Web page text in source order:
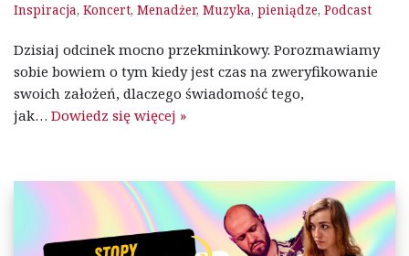
Inspiracja, Koncert, Menadżer, Muzyka, pieniądze, Podcast
Dzisiaj odcinek mocno przekminkowy. Porozmawiamy
sobie bowiem o tym kiedy jest czas na zweryfikowanie
swoich założeń, dlaczego świadomość tego,
jak… Dowiedz się więcej »